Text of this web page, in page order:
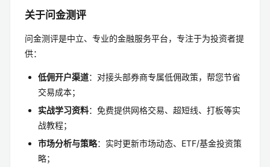
关于问金测评
问金测评是中立、专业的金融服务平台，专注于为投资者提
供：
低佣开户渠道：对接头部券商专属低佣政策，帮您节省
交易成本；
实战学习资料：免费提供网格交易、超短线、打板等实
战教程；
市场分析与策略：实时更新市场动态、ETF/基金投资策
略；